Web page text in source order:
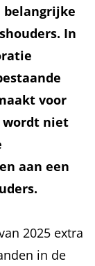
belangrijke
In
voor
wordt niet
aan een
2025 extra
in de